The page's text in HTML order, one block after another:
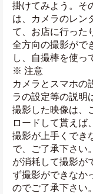
掛けてみよう。そ
は、カメラのレン
て、お店に行った
全方向の撮影がで
し、自撮棒を使っ
※ 注意
カメラとスマホの
ラの設定等の説明
撮影した映像は、
ロードして貰えば
撮影が上手くでき
で、ご了承下さい
が消耗して撮影が
ず撮影ができなか
のでご了承下さい